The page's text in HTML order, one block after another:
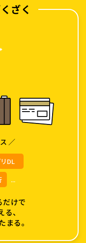
ざく
／
DL
...
だけで
、
まる。